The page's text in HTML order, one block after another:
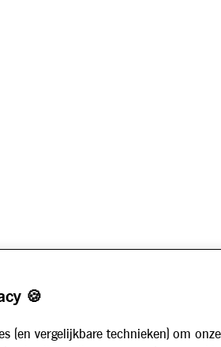
🍪
(en vergelijkbare technieken) om